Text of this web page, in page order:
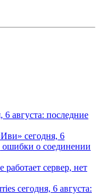
6 августа: последние
сегодня, 6
ошибки о соединении
работает сервер, нет
сегодня, 6 августа: